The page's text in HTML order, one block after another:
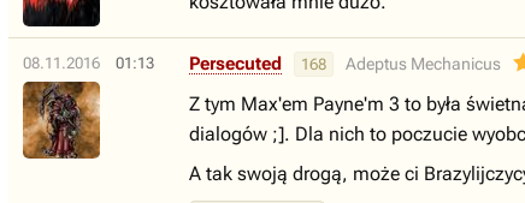
08.11.2016 01:13 Persecuted 168 Adeptus Mechanicus
Z tym Max'em Payne'm 3 to była
dialogów ;]. Dla nich to poczucie
A tak swoją drogą, może ci